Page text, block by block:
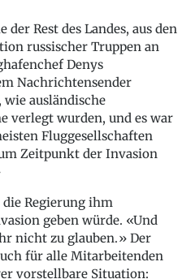
Rest des Landes, aus den
russischer Truppen an
Denys
Nachrichtensender
ausländische
verlegt wurden, und es war
Fluggesellschaften
Zeitpunkt der Invasion
die Regierung ihm
geben würde. «Und
nicht zu glauben.» Der
für alle Mitarbeitenden
vorstellbare Situation: